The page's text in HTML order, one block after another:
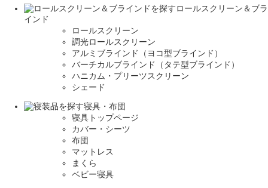
ロールスクリーン＆ブラ
インド
ロールスクリーン
調光ロールスクリーン
アルミブラインド（ヨコ型ブラインド）
バーチカルブラインド（タテ型ブラインド）
ハニカム・プリーツスクリーン
シェード
寝具・布団
寝具トップページ
カバー・シーツ
布団
マットレス
まくら
ベビー寝具